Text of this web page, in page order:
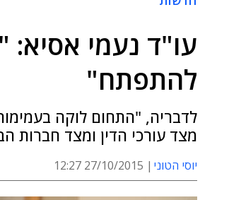
עו"ד נעמי אסיא:
להתפתח"
לדבריה, "התחום לוקה
מצד עורכי הדין ומצד חברות
יוסי הטוני 27/10/2015 12:27